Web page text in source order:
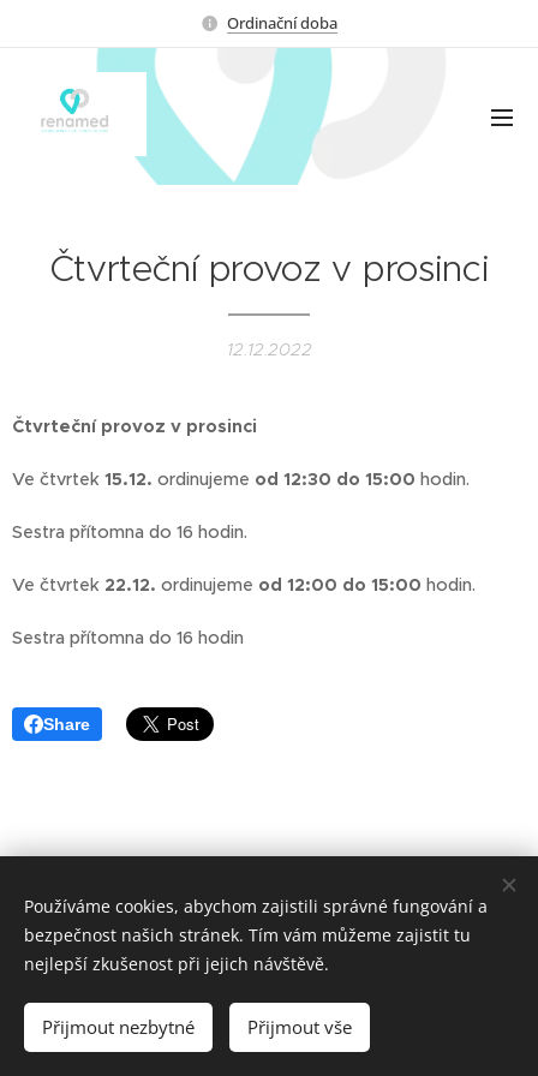
Ordinační doba
Čtvrteční provoz v prosinci
12.12.2022
Čtvrteční provoz v prosinci
Ve čtvrtek 15.12. ordinujeme od 12:30 do 15:00 hodin.
Sestra přítomna do 16 hodin.
Ve čtvrtek 22.12. ordinujeme od 12:00 do 15:00 hodin.
Sestra přítomna do 16 hodin
Share
Vytvořeno službou Webnode
Používáme cookies, abychom zajistili správné fungování a
bezpečnost našich stránek. Tím vám můžeme zajistit tu
nejlepší zkušenost při jejich návštěvě.
Přijmout nezbytné Přijmout vše